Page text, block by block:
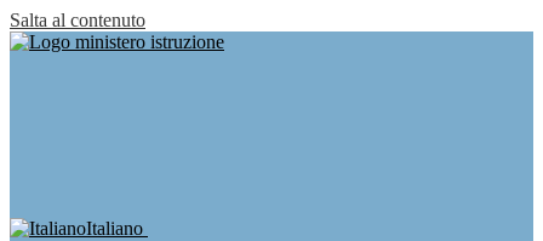
Salta al contenuto
Italiano